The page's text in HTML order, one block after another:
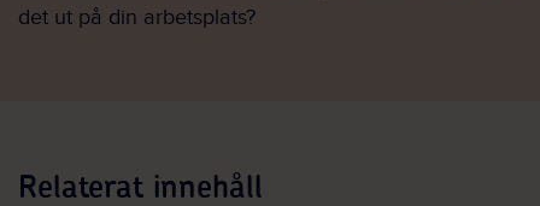
det ut på din arbetsplats?
Relaterat innehåll